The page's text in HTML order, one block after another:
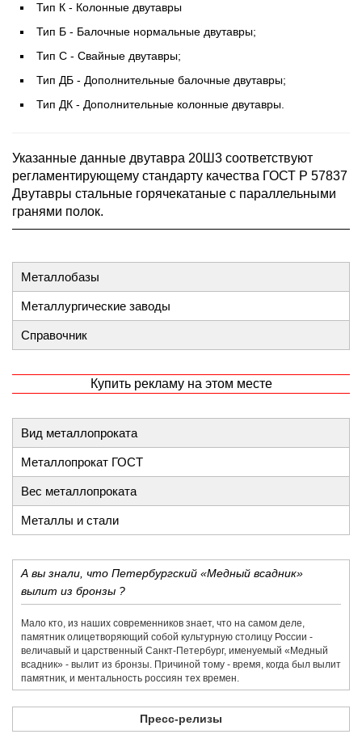
Тип К - Колонные двутавры
Тип Б - Балочные нормальные двутавры;
Тип С - Свайные двутавры;
Тип ДБ - Дополнительные балочные двутавры;
Тип ДК - Дополнительные колонные двутавры.
Указанные данные двутавра 20Ш3 соответствуют
регламентирующему стандарту качества ГОСТ Р 57837
Двутавры стальные горячекатаные с параллельными
гранями полок.
Металлобазы
Металлургические заводы
Справочник
Купить рекламу на этом месте
Вид металлопроката
Металлопрокат ГОСТ
Вес металлопроката
Металлы и стали
А вы знали, что Петербургский «Медный всадник»
вылит из бронзы ?
Мало кто, из наших современников знает, что на самом деле,
памятник олицетворяющий собой культурную столицу России -
величавый и царственный Санкт-Петербург, именуемый «Медный
всадник» - вылит из бронзы. Причиной тому - время, когда был вылит
памятник, и ментальность россиян тех времен.
Пресс-релизы